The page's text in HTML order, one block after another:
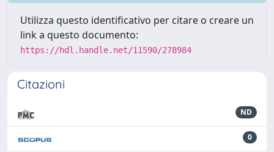
Utilizza questo identificativo per citare o creare un
link a questo documento:
https://hdl.handle.net/11590/278984
Citazioni
ND
0